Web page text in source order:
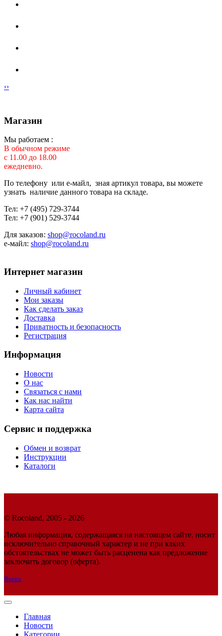
‹›
Магазин
Мы работаем :
В обычном режиме
с 11.00 до 18.00
ежедневно.
По телефону или е-майл, зная артикул товара, вы можете
узнать наличие данного товара на складе.
Тел: +7 (495) 729-3744
Тел: +7 (901) 529-3744
Для заказов: shop@rocoland.ru
е-майл: shop@rocoland.ru
Интернет магазин
Личный кабинет
Мои заказы
Как сделать заказ
Доставка
Приватность и безопасность
Регистрация
Информация
Новости
О нас
Связаться с нами
Как нас найти
Карта сайта
Сервис и поддержка
Обмен и возврат
Инструкции
Каталоги
© Rocoland, 2005 - 2026
Любая информация, содержащаяся на настоящем сайте, носит
исключительно справочный характер и не при каких
обстоятельствах не может быть расценена как предложение
заключить договор (оферта).
Вверх
Главная
Новости
Категории